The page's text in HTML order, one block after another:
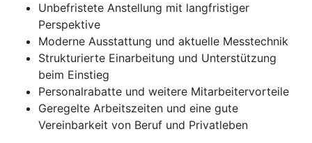
Unbefristete Anstellung mit langfristiger
Perspektive
Moderne Ausstattung und aktuelle Messtechnik
Strukturierte Einarbeitung und Unterstützung
beim Einstieg
Personalrabatte und weitere Mitarbeitervorteile
Geregelte Arbeitszeiten und eine gute
Vereinbarkeit von Beruf und Privatleben